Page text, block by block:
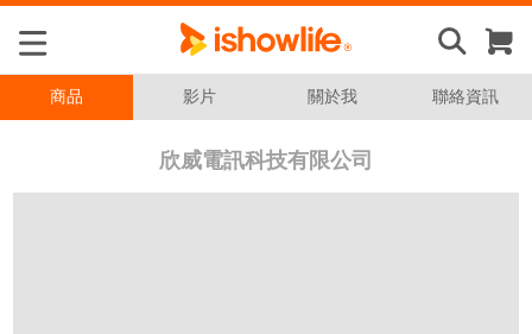
商品 影片 關於我 聯絡資訊
欣威電訊科技有限公司